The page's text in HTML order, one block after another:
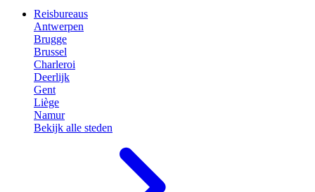
Reisbureaus
Antwerpen
Brugge
Brussel
Charleroi
Deerlijk
Gent
Liège
Namur
Bekijk alle steden